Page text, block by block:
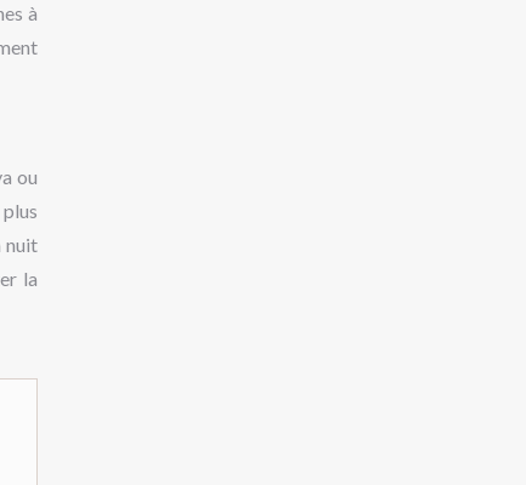
à
ou
nuit
la